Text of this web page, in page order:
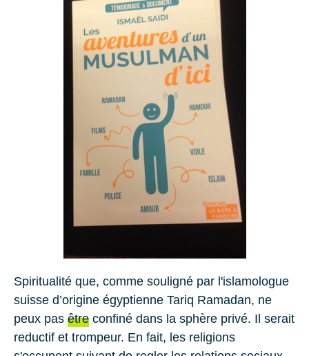
Spiritualité que, comme souligné par l'islamologue
suisse d’origine égyptienne Tariq Ramadan, ne
peux pas être confiné dans la sphère privé. Il serait
reductif et trompeur. En fait, les religions